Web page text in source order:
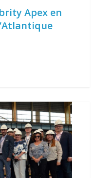
Apex en